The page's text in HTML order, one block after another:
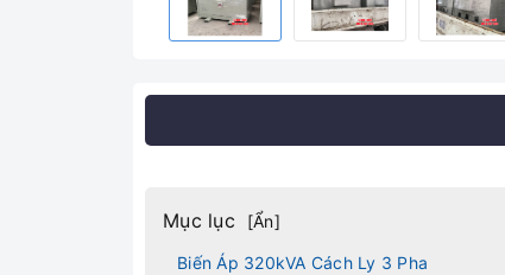
Mục lục [Ẩn]
Biến Áp 320kVA Cách Ly 3 Pha